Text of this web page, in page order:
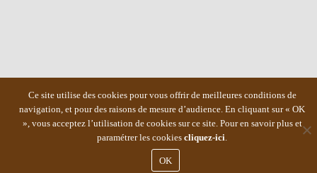
Ce site utilise des cookies pour vous offrir de meilleures conditions de
navigation, et pour des raisons de mesure d’audience. En cliquant sur « OK
», vous acceptez l’utilisation de cookies sur ce site. Pour en savoir plus et
paramétrer les cookies cliquez-ici.
OK